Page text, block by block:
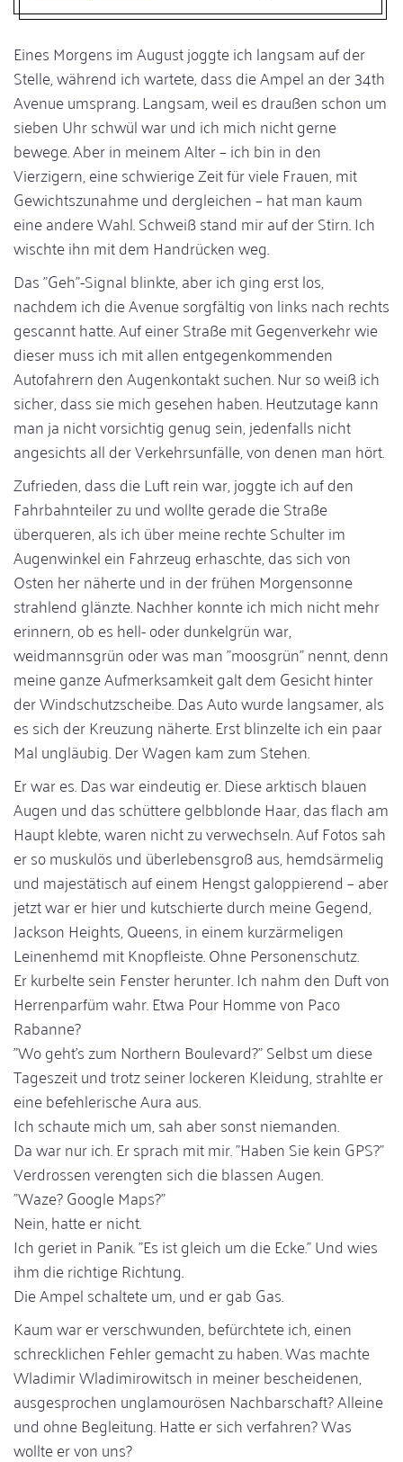
Eines Morgens im August joggte ich langsam auf der
Stelle, während ich wartete, dass die Ampel an der 34th
Avenue umsprang. Langsam, weil es draußen schon um
sieben Uhr schwül war und ich mich nicht gerne
bewege. Aber in meinem Alter – ich bin in den
Vierzigern, eine schwierige Zeit für viele Frauen, mit
Gewichtszunahme und dergleichen – hat man kaum
eine andere Wahl. Schweiß stand mir auf der Stirn. Ich
wischte ihn mit dem Handrücken weg.
Das "Geh"-Signal blinkte, aber ich ging erst los,
nachdem ich die Avenue sorgfältig von links nach rechts
gescannt hatte. Auf einer Straße mit Gegenverkehr wie
dieser muss ich mit allen entgegenkommenden
Autofahrern den Augenkontakt suchen. Nur so weiß ich
sicher, dass sie mich gesehen haben. Heutzutage kann
man ja nicht vorsichtig genug sein, jedenfalls nicht
angesichts all der Verkehrsunfälle, von denen man hört.
Zufrieden, dass die Luft rein war, joggte ich auf den
Fahrbahnteiler zu und wollte gerade die Straße
überqueren, als ich über meine rechte Schulter im
Augenwinkel ein Fahrzeug erhaschte, das sich von
Osten her näherte und in der frühen Morgensonne
strahlend glänzte. Nachher konnte ich mich nicht mehr
erinnern, ob es hell- oder dunkelgrün war,
weidmannsgrün oder was man "moosgrün" nennt, denn
meine ganze Aufmerksamkeit galt dem Gesicht hinter
der Windschutzscheibe. Das Auto wurde langsamer, als
es sich der Kreuzung näherte. Erst blinzelte ich ein paar
Mal ungläubig. Der Wagen kam zum Stehen.
Er war es. Das war eindeutig er. Diese arktisch blauen
Augen und das schüttere gelbblonde Haar, das flach am
Haupt klebte, waren nicht zu verwechseln. Auf Fotos sah
er so muskulös und überlebensgroß aus, hemdsärmelig
und majestätisch auf einem Hengst galoppierend – aber
jetzt war er hier und kutschierte durch meine Gegend,
Jackson Heights, Queens, in einem kurzärmeligen
Leinenhemd mit Knopfleiste. Ohne Personenschutz.
Er kurbelte sein Fenster herunter. Ich nahm den Duft von
Herrenparfüm wahr. Etwa Pour Homme von Paco
Rabanne?
"Wo geht's zum Northern Boulevard?" Selbst um diese
Tageszeit und trotz seiner lockeren Kleidung, strahlte er
eine befehlerische Aura aus.
Ich schaute mich um, sah aber sonst niemanden.
Da war nur ich. Er sprach mit mir. "Haben Sie kein GPS?"
Verdrossen verengten sich die blassen Augen.
"Waze? Google Maps?"
Nein, hatte er nicht.
Ich geriet in Panik. "Es ist gleich um die Ecke." Und wies
ihm die richtige Richtung.
Die Ampel schaltete um, und er gab Gas.
Kaum war er verschwunden, befürchtete ich, einen
schrecklichen Fehler gemacht zu haben. Was machte
Wladimir Wladimirowitsch in meiner bescheidenen,
ausgesprochen unglamourösen Nachbarschaft? Alleine
und ohne Begleitung. Hatte er sich verfahren? Was
wollte er von uns?